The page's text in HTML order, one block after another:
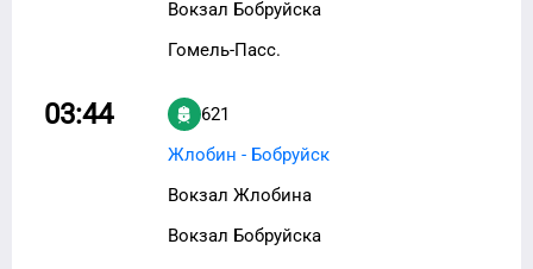
Вокзал Бобруйска
Гомель-Пасс.
03:44
621
Жлобин - Бобруйск
Вокзал Жлобина
Вокзал Бобруйска